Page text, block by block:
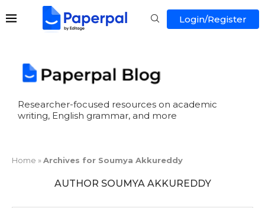
Login/Register
Researcher-focused resources on academic
writing, English grammar, and more
Home »Archives for Soumya Akkureddy
AUTHOR SOUMYA AKKUREDDY